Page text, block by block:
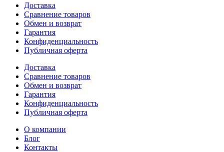
Доставка
Сравнение товаров
Обмен и возврат
Гарантия
Конфиденциальность
Публичная оферта
Доставка
Сравнение товаров
Обмен и возврат
Гарантия
Конфиденциальность
Публичная оферта
О компании
Блог
Контакты